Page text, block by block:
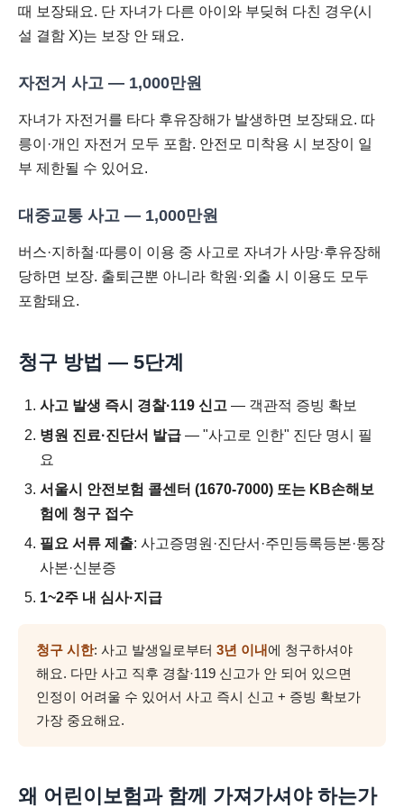
때 보장돼요. 단 자녀가 다른 아이와 부딪혀 다친 경우(시
설 결함 X)는 보장 안 돼요.
자전거 사고 — 1,000만원
자녀가 자전거를 타다 후유장해가 발생하면 보장돼요. 따
릉이·개인 자전거 모두 포함. 안전모 미착용 시 보장이 일
부 제한될 수 있어요.
대중교통 사고 — 1,000만원
버스·지하철·따릉이 이용 중 사고로 자녀가 사망·후유장해
당하면 보장. 출퇴근뿐 아니라 학원·외출 시 이용도 모두
포함돼요.
청구 방법 — 5단계
사고 발생 즉시 경찰·119 신고 — 객관적 증빙 확보
병원 진료·진단서 발급 — "사고로 인한" 진단 명시 필
요
서울시 안전보험 콜센터 (1670-7000) 또는 KB손해보
험에 청구 접수
필요 서류 제출: 사고증명원·진단서·주민등록등본·통장
사본·신분증
1~2주 내 심사·지급
청구 시한: 사고 발생일로부터 3년 이내에 청구하셔야
해요. 다만 사고 직후 경찰·119 신고가 안 되어 있으면
인정이 어려울 수 있어서 사고 즉시 신고 + 증빙 확보가
가장 중요해요.
왜 어린이보험과 함께 가져가셔야 하는가